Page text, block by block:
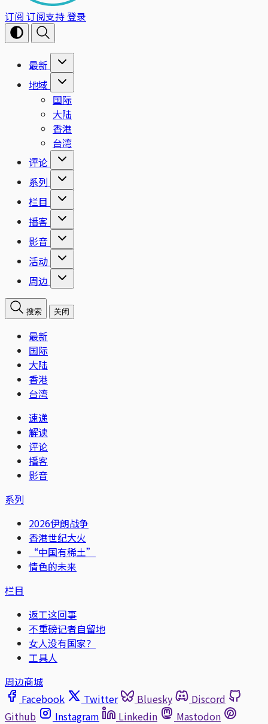
订阅 订阅支持登录
最新
地域
国际
大陆
香港
台湾
评论
系列
栏目
播客
影音
活动
周边
搜索 关闭
最新
国际
大陆
香港
台湾
速递
解读
评论
播客
影音
系列
2026伊朗战争
香港世纪大火
“中国有稀土”
情色的未来
栏目
返工这回事
不重磅记者自留地
女人没有国家？
工具人
周边商城
Facebook
Twitter Bluesky
Discord
Github
Instagram Linkedin
Mastodon